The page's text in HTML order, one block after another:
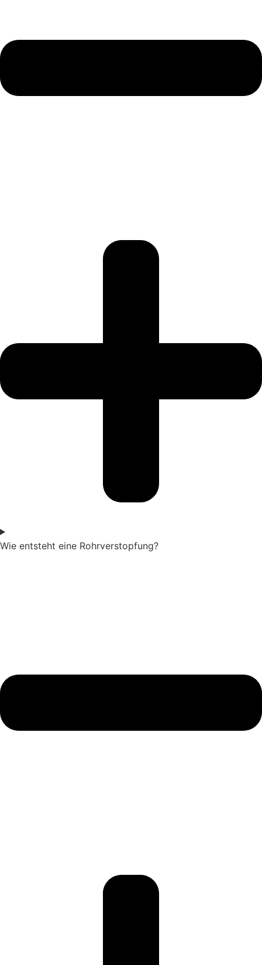
Wie entsteht eine Rohrverstopfung?